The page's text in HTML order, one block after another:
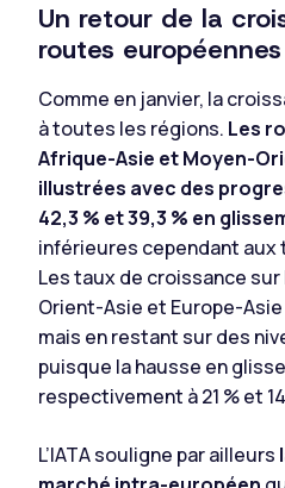
Un retour de la
routes européennes
Comme en janvier, la
à toutes les régions. Les
Afrique-Asie et Moyen-
illustrées avec des
42,3 % et 39,3 % en
inférieures cependant aux
Les taux de croissance
Orient-Asie et Europe-
mais en restant sur des
puisque la hausse en
respectivement à 21 % et
L’IATA souligne par ailleurs